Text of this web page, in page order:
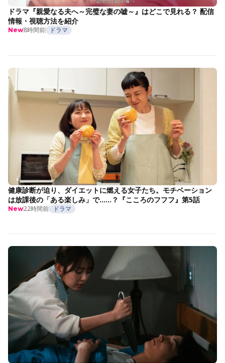
ドラマ『親愛なる夫へ～完璧な妻の嘘～』はどこで見れる？ 配信
情報・視聴方法を紹介
New8時間前 ドラマ
健康診断が迫り、ダイエットに燃える女子たち。モチベーション
は放課後の「ある楽しみ」で……？『こころのフフフ』第5話
New22時間前 ドラマ